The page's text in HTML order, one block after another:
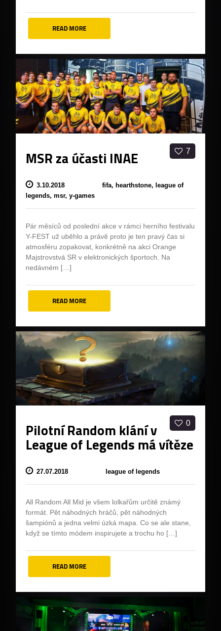
READ MORE
7
MSR za účasti INAE
3.10.2018 fifa, hearthstone, league of
legends, msr, y-games
Pár měsíců od poslední akce v rámci herního festivalu
Y-FEST už uběhlo a právě proto je ten pravý čas si
atmosféru zopakovat, konkrétně na akci Orange
Majstrovstvá SR v elektronických športoch. Na
nedávném […]
READ MORE
0
Pilotní Random klání v
League of Legends má vítěze
27.07.2018 league of legends
All Random All Mid je všem lolkařům určitě známý
formát. Pět náhodných hráčů, pět náhodných
šampiónů a jedna velmi úzká mapa. Co se ale stane,
když se tímto módem inspirujete a trochu ho […]
READ MORE